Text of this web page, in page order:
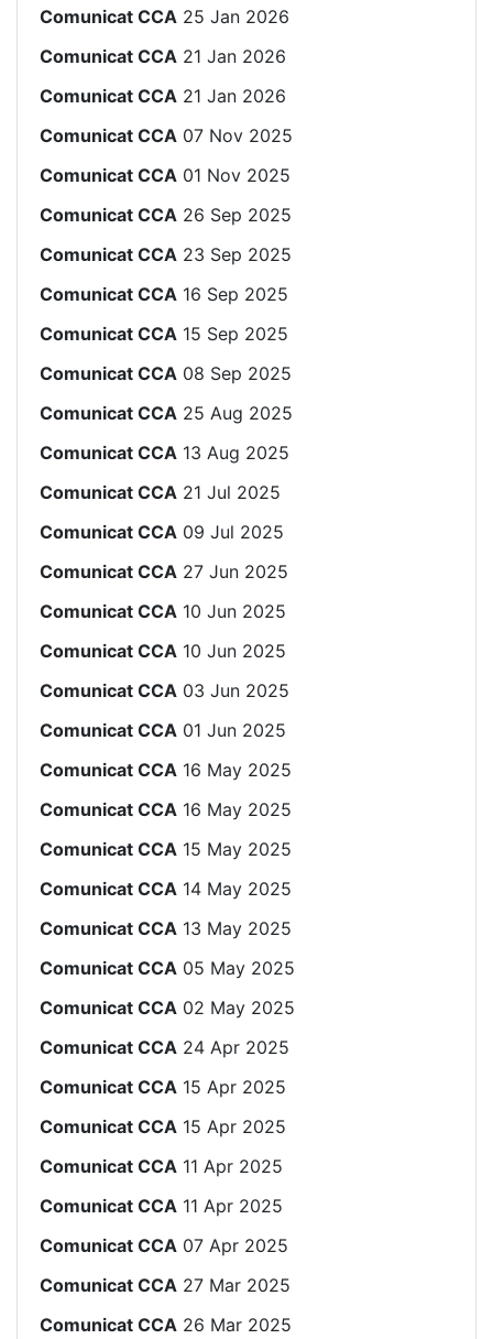
Comunicat CCA 25 Jan 2026
Comunicat CCA 21 Jan 2026
Comunicat CCA 21 Jan 2026
Comunicat CCA 07 Nov 2025
Comunicat CCA 01 Nov 2025
Comunicat CCA 26 Sep 2025
Comunicat CCA 23 Sep 2025
Comunicat CCA 16 Sep 2025
Comunicat CCA 15 Sep 2025
Comunicat CCA 08 Sep 2025
Comunicat CCA 25 Aug 2025
Comunicat CCA 13 Aug 2025
Comunicat CCA 21 Jul 2025
Comunicat CCA 09 Jul 2025
Comunicat CCA 27 Jun 2025
Comunicat CCA 10 Jun 2025
Comunicat CCA 10 Jun 2025
Comunicat CCA 03 Jun 2025
Comunicat CCA 01 Jun 2025
Comunicat CCA 16 May 2025
Comunicat CCA 16 May 2025
Comunicat CCA 15 May 2025
Comunicat CCA 14 May 2025
Comunicat CCA 13 May 2025
Comunicat CCA 05 May 2025
Comunicat CCA 02 May 2025
Comunicat CCA 24 Apr 2025
Comunicat CCA 15 Apr 2025
Comunicat CCA 15 Apr 2025
Comunicat CCA 11 Apr 2025
Comunicat CCA 11 Apr 2025
Comunicat CCA 07 Apr 2025
Comunicat CCA 27 Mar 2025
Comunicat CCA 26 Mar 2025